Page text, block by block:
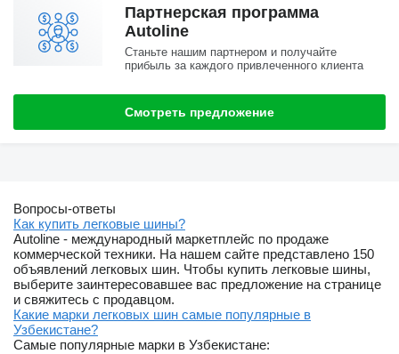
Партнерская программа
Autoline
Станьте нашим партнером и получайте
прибыль за каждого привлеченного клиента
Смотреть предложение
Вопросы-ответы
Как купить легковые шины?
Autoline - международный маркетплейс по продаже
коммерческой техники. На нашем сайте представлено 150
объявлений легковых шин. Чтобы купить легковые шины,
выберите заинтересовавшее вас предложение на странице
и свяжитесь с продавцом.
Какие марки легковых шин самые популярные в
Узбекистане?
Самые популярные марки в Узбекистане: